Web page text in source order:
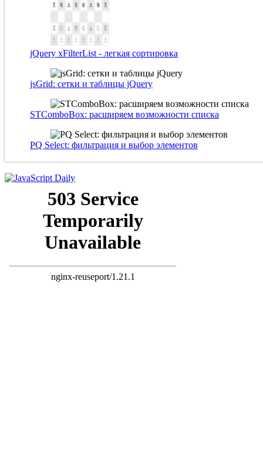
jQuery xFilterList - легкая сортировка
jsGrid: сетки и таблицы jQuery
STComboBox: расширяем возможности списка
PQ Select: фильтрация и выбор элементов